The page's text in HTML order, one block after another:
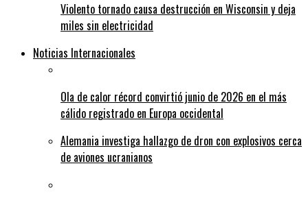
Violento tornado causa destrucción en Wisconsin y deja
miles sin electricidad
Noticias Internacionales
Ola de calor récord convirtió junio de 2026 en el más
cálido registrado en Europa occidental
Alemania investiga hallazgo de dron con explosivos cerca
de aviones ucranianos